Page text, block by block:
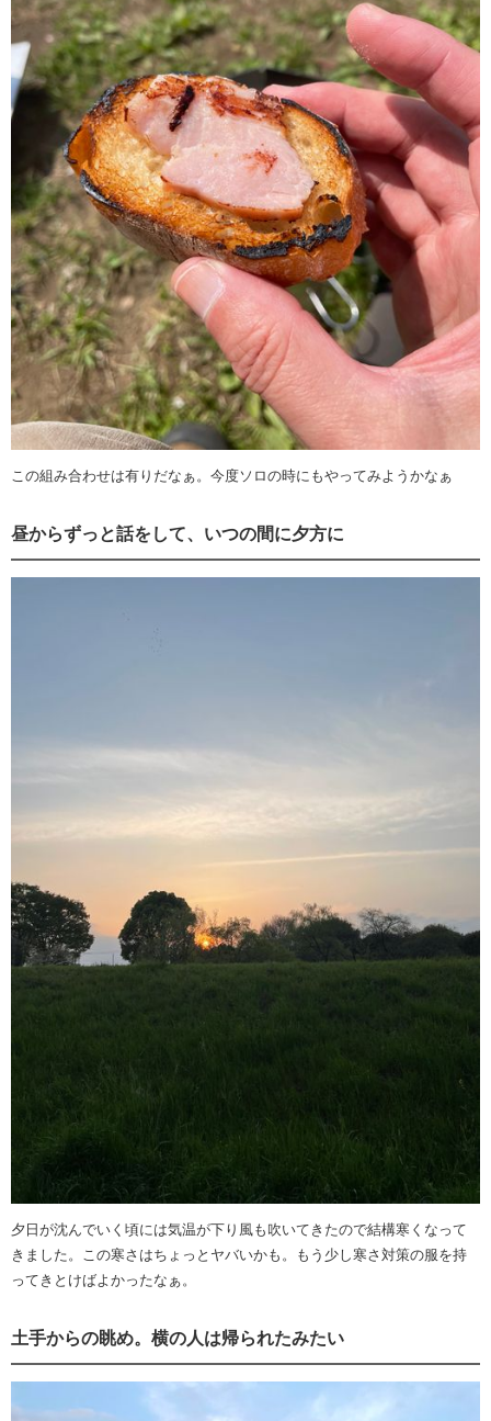
この組み合わせは有りだなぁ。今度ソロの時にもやってみようかなぁ
昼からずっと話をして、いつの間に夕方に
夕日が沈んでいく頃には気温が下り風も吹いてきたので結構寒くなって
きました。この寒さはちょっとヤバいかも。もう少し寒さ対策の服を持
ってきとけばよかったなぁ。
土手からの眺め。横の人は帰られたみたい